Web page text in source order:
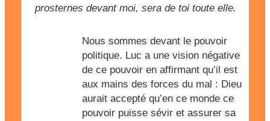
prosternes devant moi, sera de toi toute elle.
Nous sommes devant le pouvoir
politique. Luc a une vision négative
de ce pouvoir en affirmant qu’il est
aux mains des forces du mal : Dieu
aurait accepté qu’en ce monde ce
pouvoir puisse sévir et assurer sa